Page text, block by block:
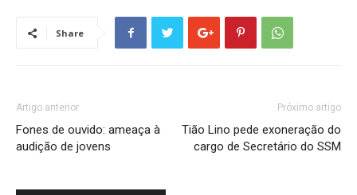
Share
Artigo anterior
Fones de ouvido: ameaça à
audição de jovens
Próximo artigo
Tião Lino pede exoneração do
cargo de Secretário do SSM